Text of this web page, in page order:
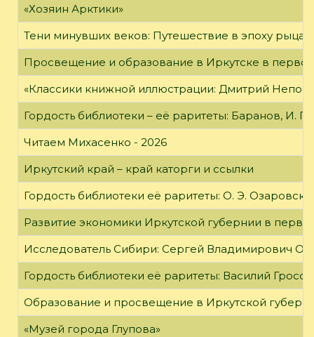
«Хозяин Арктики»
Тени минувших веков: Путешествие в эпоху
Просвещение и образование в Иркутске в
«Классики книжной иллюстрации: Дмитрий
Гордость библиотеки – её раритеты: Баранов, И.
Читаем Михасенко - 2026
Иркутский край – край каторги и ссылки
Гордость библиотеки её раритеты: О. Э.
Развитие экономики Иркутской губернии в
Исследователь Сибири: Сергей Владимирович
Гордость библиотеки её раритеты: Василий
Образование и просвещение в Иркутской
«Музей города Глупова»